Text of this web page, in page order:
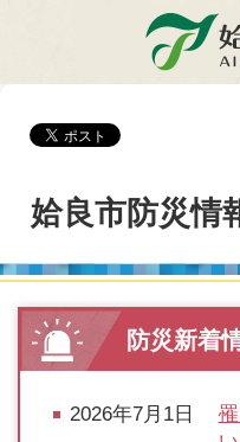
姶良市
姶良市防災情
防災新着
2026年7月1日